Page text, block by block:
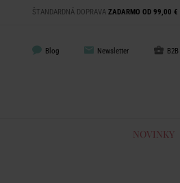
ŠTANDARDNÁ DOPRAVA ZADARMO OD 99,00 €
Blog Newsletter B2B
NOVINKY